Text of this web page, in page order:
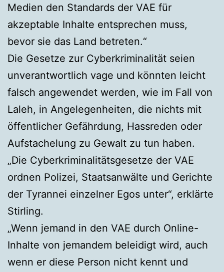
Medien den Standards der VAE für
akzeptable Inhalte entsprechen muss,
bevor sie das Land betreten.“
Die Gesetze zur Cyberkriminalität seien
unverantwortlich vage und könnten leicht
falsch angewendet werden, wie im Fall von
Laleh, in Angelegenheiten, die nichts mit
öffentlicher Gefährdung, Hassreden oder
Aufstachelung zu Gewalt zu tun haben.
„Die Cyberkriminalitätsgesetze der VAE
ordnen Polizei, Staatsanwälte und Gerichte
der Tyrannei einzelner Egos unter“, erklärte
Stirling.
„Wenn jemand in den VAE durch Online-
Inhalte von jemandem beleidigt wird, auch
wenn er diese Person nicht kennt und